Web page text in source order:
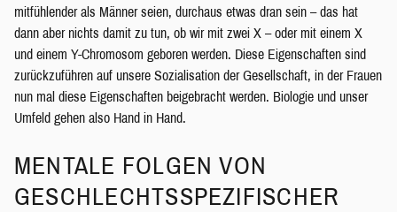
mitfühlender als Männer seien, durchaus etwas dran sein – das hat
dann aber nichts damit zu tun, ob wir mit zwei X – oder mit einem X
und einem Y-Chromosom geboren werden. Diese Eigenschaften sind
zurückzuführen auf unsere Sozialisation der Gesellschaft, in der Frauen
nun mal diese Eigenschaften beigebracht werden. Biologie und unser
Umfeld gehen also Hand in Hand.
MENTALE FOLGEN VON
GESCHLECHTSSPEZIFISCHER